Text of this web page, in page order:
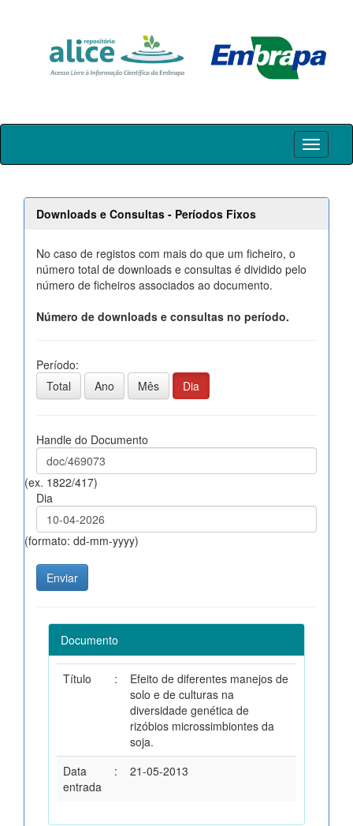
Skip
Downloads e Consultas - Períodos Fixos
No caso de registos com mais do que um ficheiro, o
número total de downloads e consultas é dividido pelo
número de ficheiros associados ao documento.
Número de downloads e consultas no período.
Período:
Total
Ano Mês Dia
Handle do Documento
(ex. 1822/417)
Dia
(formato: dd-mm-yyyy)
Documento
Título :
Efeito de diferentes manejos de
solo e de culturas na
diversidade genética de
rizóbios microssimbiontes da
soja.
Data
entrada
: 21-05-2013